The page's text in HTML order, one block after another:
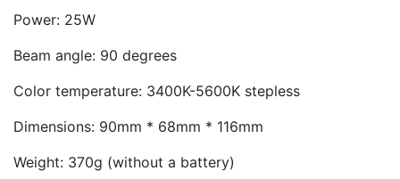
Power: 25W
Beam angle: 90 degrees
Color temperature: 3400K-5600K stepless
Dimensions: 90mm * 68mm * 116mm
Weight: 370g (without a battery)